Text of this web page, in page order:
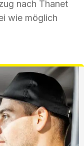
nach Thanet
wie möglich